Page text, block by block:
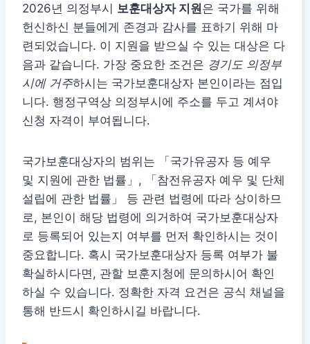
2026년 의정부시 보훈대상자 지원은 국가를 위해
헌신하신 분들에게 존경과 감사를 표하기 위해 마
련되었습니다. 이 지원을 받으실 수 있는 대상은 다
음과 같습니다. 가장 중요한 조건은 경기도 의정부
시에 거주하시는 국가보훈대상자 본인이라는 점입
니다. 행정구역상 의정부시에 주소를 두고 계셔야
신청 자격이 부여됩니다.
국가보훈대상자의 범위는 「국가유공자 등 예우
및 지원에 관한 법률」, 「참전유공자 예우 및 단체
설립에 관한 법률」 등 관련 법령에 따라 상이하므
로, 본인이 해당 법령에 의거하여 국가보훈대상자
로 등록되어 있는지 여부를 먼저 확인하시는 것이
중요합니다. 혹시 국가보훈대상자 등록 여부가 불
확실하시다면, 관할 보훈지청에 문의하시어 확인
하실 수 있습니다. 정확한 자격 요건은 공식 채널을
통해 반드시 확인하시길 바랍니다.